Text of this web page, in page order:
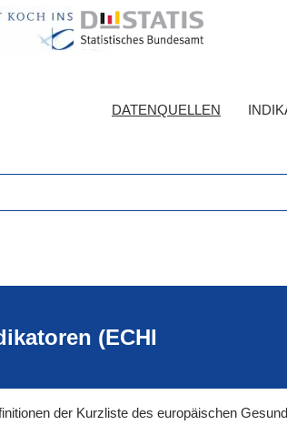
DATENQUELLEN
(ECHI
der Kurzliste des europäischen